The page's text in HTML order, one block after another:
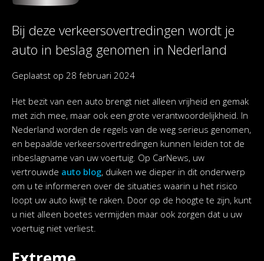
Bij deze verkeersovertredingen wordt je
auto in beslag genomen in Nederland
Geplaatst op 28 februari 2024
Het bezit van een auto brengt niet alleen vrijheid en gemak
met zich mee, maar ook een grote verantwoordelijkheid. In
Nederland worden de regels van de weg serieus genomen,
en bepaalde verkeersovertredingen kunnen leiden tot de
inbeslagname van uw voertuig. Op CarNews, uw
vertrouwde auto blog, duiken we dieper in dit onderwerp
om u te informeren over de situaties waarin u het risico
loopt uw auto kwijt te raken. Door op de hoogte te zijn, kunt
u niet alleen boetes vermijden maar ook zorgen dat u uw
voertuig niet verliest.